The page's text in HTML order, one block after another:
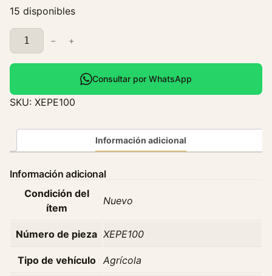
15 disponibles
E
v
a
o
r
o
P
g
− +
Consultar por WhatsApp
SKU: XEPE100
Información adicional
Información adicional
Condición del
ítem
Nuevo
Número de pieza XEPE100
Tipo de vehículo Agrícola